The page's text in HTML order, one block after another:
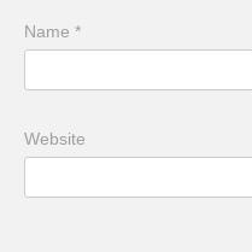
Name *
Website